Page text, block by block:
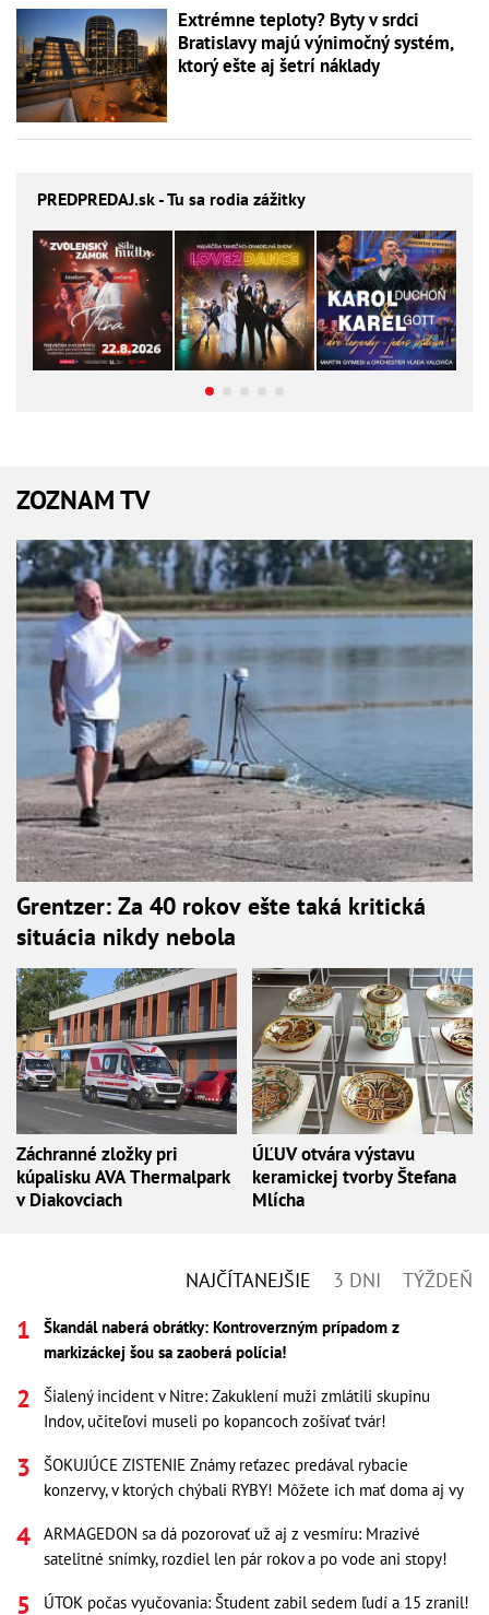
Extrémne teploty? Byty v srdci
Bratislavy majú výnimočný systém,
ktorý ešte aj šetrí náklady
PREDPREDAJ.sk - Tu sa rodia zážitky
ZOZNAM TV
Grentzer: Za 40 rokov ešte taká kritická
situácia nikdy nebola
Záchranné zložky pri
kúpalisku AVA Thermalpark
v Diakovciach
ÚĽUV otvára výstavu
keramickej tvorby Štefana
Mlícha
NAJČÍTANEJŠIE 3 DNI TÝŽDEŇ
Škandál naberá obrátky: Kontroverzným prípadom z
markizáckej šou sa zaoberá polícia!
Šialený incident v Nitre: Zakuklení muži zmlátili skupinu
Indov, učiteľovi museli po kopancoch zošívať tvár!
ŠOKUJÚCE ZISTENIE Známy reťazec predával rybacie
konzervy, v ktorých chýbali RYBY! Môžete ich mať doma aj vy
ARMAGEDON sa dá pozorovať už aj z vesmíru: Mrazivé
satelitné snímky, rozdiel len pár rokov a po vode ani stopy!
ÚTOK počas vyučovania: Študent zabil sedem ľudí a 15 zranil!